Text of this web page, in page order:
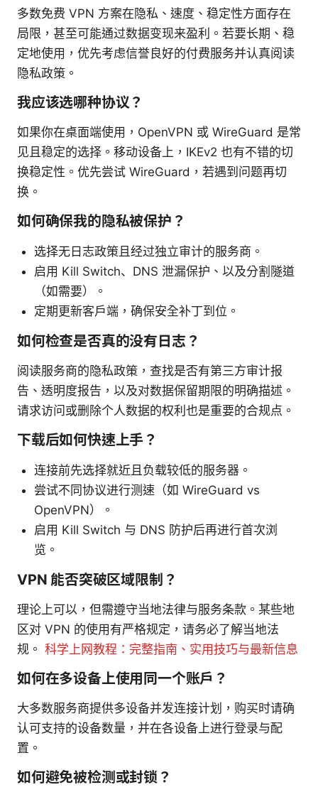
多数免费 VPN 方案在隐私、速度、稳定性方面存在
局限，甚至可能通过数据变现来盈利。若要长期、稳
定地使用，优先考虑信誉良好的付费服务并认真阅读
隐私政策。
我应该选哪种协议？
如果你在桌面端使用，OpenVPN 或 WireGuard 是常
见且稳定的选择。移动设备上，IKEv2 也有不错的切
换稳定性。优先尝试 WireGuard，若遇到问题再切
换。
如何确保我的隐私被保护？
选择无日志政策且经过独立审计的服务商。
启用 Kill Switch、DNS 泄漏保护、以及分割隧道
（如需要）。
定期更新客户端，确保安全补丁到位。
如何检查是否真的没有日志？
阅读服务商的隐私政策，查找是否有第三方审计报
告、透明度报告，以及对数据保留期限的明确描述。
请求访问或删除个人数据的权利也是重要的合规点。
下载后如何快速上手？
连接前先选择就近且负载较低的服务器。
尝试不同协议进行测速（如 WireGuard vs
OpenVPN）。
启用 Kill Switch 与 DNS 防护后再进行首次浏
览。
VPN 能否突破区域限制？
理论上可以，但需遵守当地法律与服务条款。某些地
区对 VPN 的使用有严格规定，请务必了解当地法
规。 科学上网教程：完整指南、实用技巧与最新信息
如何在多设备上使用同一个账户？
大多数服务商提供多设备并发连接计划，购买时请确
认可支持的设备数量，并在各设备上进行登录与配
置。
如何避免被检测或封锁？